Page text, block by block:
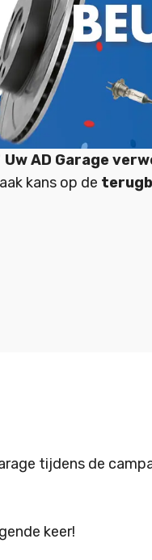
Uw AD Garage
kans op de
tijdens de
keer!